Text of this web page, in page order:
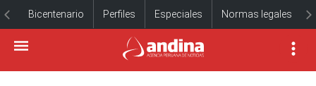
Bicentenario Perfiles Especiales Normas legales